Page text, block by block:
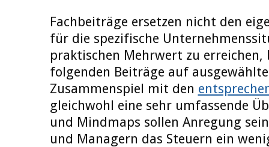
Fachbeiträge ersetzen nicht den
für die spezifische
praktischen Mehrwert zu erreichen,
folgenden Beiträge auf
Zusammenspiel mit den
gleichwohl eine sehr umfassende
und Mindmaps sollen Anregung
und Managern das Steuern ein